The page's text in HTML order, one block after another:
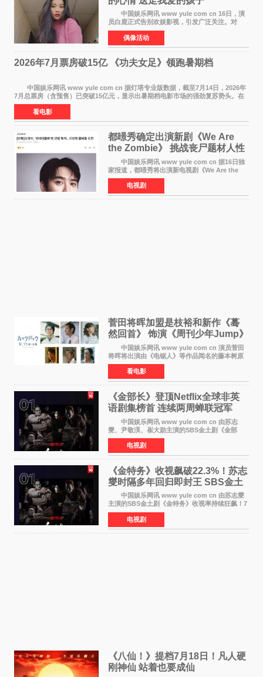
中国娱乐网讯 www yule com cn 16日，演
员白鹿正式告别欢娱影视，引发广泛关注。对
此，欢娱影视创始人于正在社交平台发文回应，
字里行间流露不舍与祝福。 于正透露，以前
每次有演员到期不
偶像活动
2026年7月票房破15亿 《功夫女足》领跑暑期档
中国娱乐网讯 www yule com cn 据灯塔专业版数据，截至7月14日，2026年
7月总票房（含预售）已突破15亿元，显示出暑期档电影市场的强劲复苏势头。在
众多上映影片中，《功夫女足》《小黄人与大
看电影
都暻秀确定出演新剧《We Are
the Zombie》 挑战丧尸题材人性
喜剧
中国娱乐网讯 www yule com cn 据16日独
家报道，都暻秀将出演新电视剧《We Are the
Zombie》，在剧中饰演主演金仁钟一角，挑战与
以往丧尸题材截然不同的人性喜剧。 新剧
《We Are t
电视剧
菅田将晖加盟是枝裕和新作《蓦
然回首》 饰演《周刊少年Jump》
编辑
中国娱乐网讯 www yule com cn 演员菅田
将晖将出演由《电锯人》等作品闻名的藤本树原
作漫画改编的电影《蓦然回首》（是枝裕和导
演）。菅田饰演的角色是初中时代两位主人公带
着完成的作品前去
看电影
《金部长》登顶Netflix全球非英
语剧集榜首 连续两周蝉联冠军
中国娱乐网讯 www yule com cn 由苏志
燮、尹敬淏、崔大勋主演的SBS金土剧《金部
长》持续席卷全球，收获海内外观众热烈反
响。 15日，据Netflix官方排行榜网站Tudum
公布的数据，SBS金土剧《
电视剧
《金特务》收视飙破22.3%！苏志
燮时隔多年回归即封王 SBS金土
剧新纪录诞生
中国娱乐网讯 www yule com cn 由苏志燮
主演的SBS金土剧《金特务》收视率持续狂飙！7
月11日播出的第6集全国平均收视率高达22 3%，
瞬间最高更冲上26 4%，不仅再度刷新自身纪
录，更稳坐同时段
电视剧
《八仙！》提档7月18日！凡人硬
刚神仙 站着也要成仙